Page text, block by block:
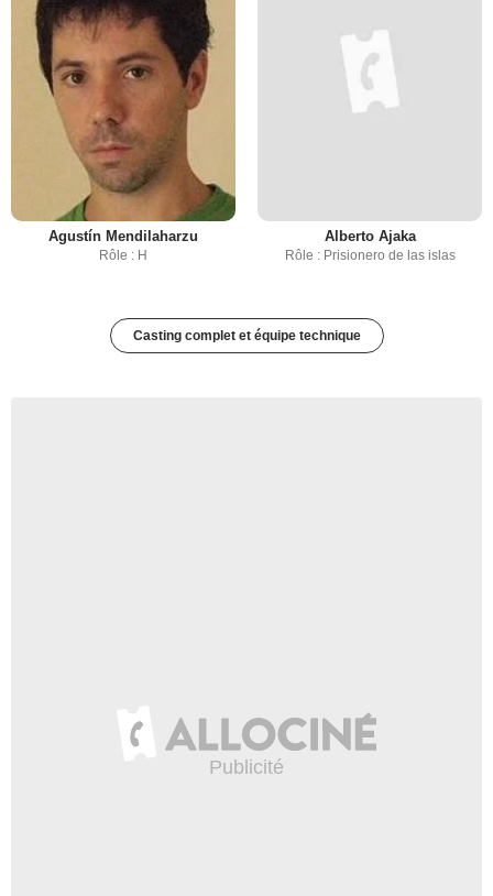
Agustín Mendilaharzu
Rôle : H
Alberto Ajaka
Rôle : Prisionero de las islas
Casting complet et équipe technique